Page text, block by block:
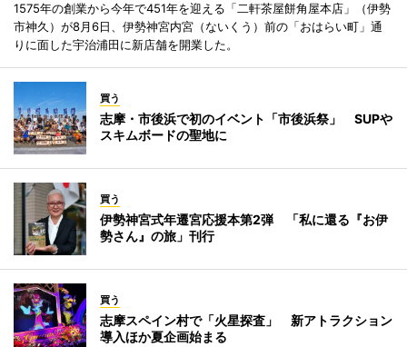
1575年の創業から今年で451年を迎える「二軒茶屋餅角屋本店」（伊勢
市神久）が8月6日、伊勢神宮内宮（ないくう）前の「おはらい町」通
りに面した宇治浦田に新店舗を開業した。
買う
志摩・市後浜で初のイベント「市後浜祭」 SUPや
スキムボードの聖地に
買う
伊勢神宮式年遷宮応援本第2弾 「私に還る『お伊
勢さん』の旅」刊行
買う
志摩スペイン村で「火星探査」 新アトラクション
導入ほか夏企画始まる